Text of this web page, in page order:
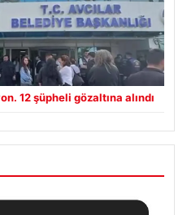
12 şüpheli gözaltına alındı